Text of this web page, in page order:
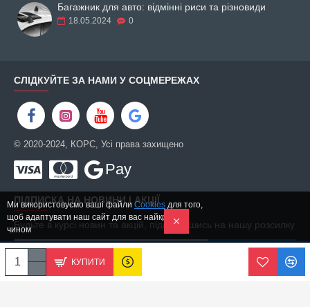
КУПИТИ
Багажник для авто: відмінні риси та різновиди
18.05.2024 0
СЛІДКУЙТЕ ЗА НАМИ У СОЦМЕРЕЖАХ
© 2020-2024, КОРС, Усі права захищено
Pay
ПІДПИСКА НА НОВИНИ І АКЦІЇ
Будьте в курсі новин та акцій, підписавшись на нашу розсилку
Ми використовуємо ваші файли Cookies для того,
щоб адаптувати наш сайт для вас найкращим
чином